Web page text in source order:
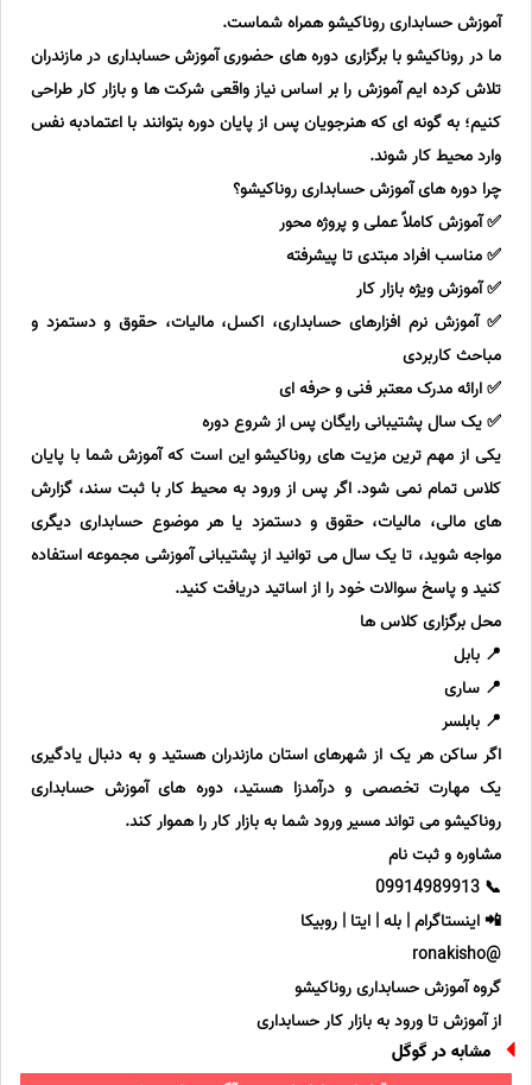
آموزش حسابداری روناکیشو همراه شماست.
ما در روناکیشو با برگزاری دوره های حضوری آموزش حسابداری در مازندران
تلاش کرده ایم آموزش را بر اساس نیاز واقعی شرکت ها و بازار کار طراحی
کنیم؛ به گونه ای که هنرجویان پس از پایان دوره بتوانند با اعتمادبه نفس
وارد محیط کار شوند.
چرا دوره های آموزش حسابداری روناکیشو؟
✅ آموزش کاملاً عملی و پروژه محور
✅ مناسب افراد مبتدی تا پیشرفته
✅ آموزش ویژه بازار کار
✅ آموزش نرم افزارهای حسابداری، اکسل، مالیات، حقوق و دستمزد و
مباحث کاربردی
✅ ارائه مدرک معتبر فنی و حرفه ای
✅ یک سال پشتیبانی رایگان پس از شروع دوره
یکی از مهم ترین مزیت های روناکیشو این است که آموزش شما با پایان
کلاس تمام نمی شود. اگر پس از ورود به محیط کار با ثبت سند، گزارش
های مالی، مالیات، حقوق و دستمزد یا هر موضوع حسابداری دیگری
مواجه شوید، تا یک سال می توانید از پشتیبانی آموزشی مجموعه استفاده
کنید و پاسخ سوالات خود را از اساتید دریافت کنید.
محل برگزاری کلاس ها
📍 بابل
📍 ساری
📍 بابلسر
اگر ساکن هر یک از شهرهای استان مازندران هستید و به دنبال یادگیری
یک مهارت تخصصی و درآمدزا هستید، دوره های آموزش حسابداری
روناکیشو می تواند مسیر ورود شما به بازار کار را هموار کند.
مشاوره و ثبت نام
📞 09914989913
📲 اینستاگرام | بله | ایتا | روبیکا
@ronakisho
گروه آموزش حسابداری روناکیشو
از آموزش تا ورود به بازار کار حسابداری
مشابه در گوگل